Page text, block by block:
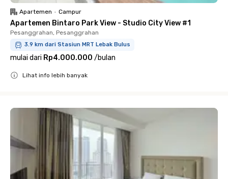
Apartemen • Campur
Apartemen Bintaro Park View - Studio City View #1
Pesanggrahan, Pesanggrahan
3.9 km dari Stasiun MRT Lebak Bulus
mulai dari Rp4.000.000 /bulan
Lihat info lebih banyak